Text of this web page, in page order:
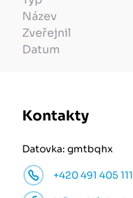
Název
Zveřejnil
Datum
Kontakty
Datovka: gmtbqhx
+420 491 405 111